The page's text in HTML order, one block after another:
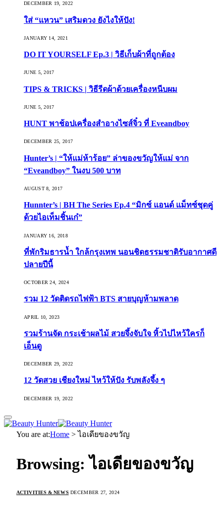
DECEMBER 19, 2022
ใส่ “แหวน” เสริมดวง ยังไงให้ปัง!
JANUARY 14, 2021
DO IT YOURSELF Ep.3 | วิธีเก็บผ้าที่ถูกต้อง
JUNE 5, 2017
TIPS & TRICKS | วิธีรีดผ้าด้วยเครื่องหนีบผม
JUNE 5, 2017
HUNT พาช้อปเครื่องสำอางไซส์จิ๋ว ที่ Eveandboy
DECEMBER 25, 2017
Hunter’s | “ให้แม่ห้าร้อย” ล่าของขวัญให้แม่ จาก
“Eveandboy” ในงบ 500 บาท
AUGUST 8, 2017
Hunnter’s | BH The Series Ep.4 “มิกซ์ แอนด์ แม็ทซ์ชุดคู่
ด้วยไอเท็มชิ้นเก๋”
JANUARY 16, 2018
ที่พักริมธารน้ำ ใกล้กรุงเทพ นอนชิดธรรมชาติรับอากาศดี
ปลายปีนี้
OCTOBER 24, 2024
รวม 12 วัดติดรถไฟฟ้า BTS สายบุญห้ามพลาด
APRIL 10, 2023
รวมร้านจัด กระเช้าผลไม้ สวยจึ้งจับใจ หิ้วไปไหว้ใครก็
เอ็นดู
DECEMBER 29, 2022
12 วัดสวย เชียงใหม่ ไหว้ให้ปัง รับพลังจึ้ง ๆ
DECEMBER 19, 2022
You are at:Home >ไอเดียของขวัญ
Browsing:ไอเดียของขวัญ
ACTIVITIES & NEWS DECEMBER 27, 2024